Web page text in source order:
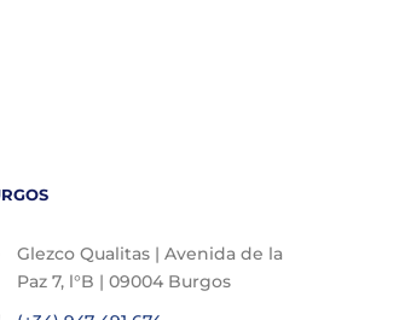
Glezco Qualitas | Avenida de la
Paz 7, l°B | 09004 Burgos